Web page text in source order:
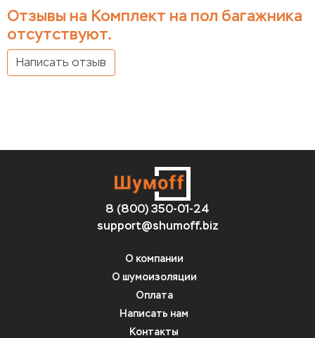
Отзывы на Комплект на пол багажника
отсутствуют.
Написать отзыв
8 (800) 350-01-24
support@shumoff.biz
О компании
О шумоизоляции
Оплата
Написать нам
Контакты